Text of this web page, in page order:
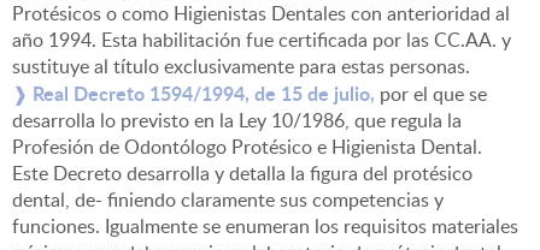
Protésicos o como Higienistas Dentales con anterioridad al
año 1994. Esta habilitación fue certificada por las CC.AA. y
sustituye al título exclusivamente para estas personas.
❱ Real Decreto 1594/1994, de 15 de julio, por el que se
desarrolla lo previsto en la Ley 10/1986, que regula la
Profesión de Odontólogo Protésico e Higienista Dental.
Este Decreto desarrolla y detalla la figura del protésico
dental, de- finiendo claramente sus competencias y
funciones. Igualmente se enumeran los requisitos materiales